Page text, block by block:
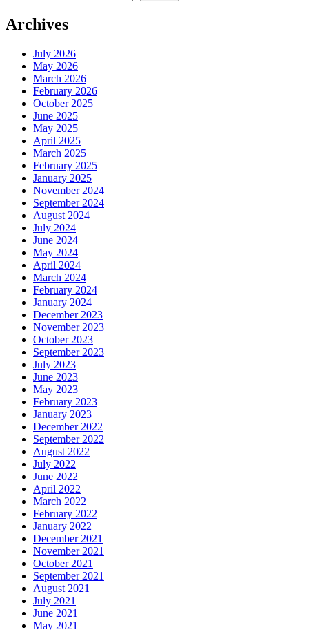
Archives
July 2026
May 2026
March 2026
February 2026
October 2025
June 2025
May 2025
April 2025
March 2025
February 2025
January 2025
November 2024
September 2024
August 2024
July 2024
June 2024
May 2024
April 2024
March 2024
February 2024
January 2024
December 2023
November 2023
October 2023
September 2023
July 2023
June 2023
May 2023
February 2023
January 2023
December 2022
September 2022
August 2022
July 2022
June 2022
April 2022
March 2022
February 2022
January 2022
December 2021
November 2021
October 2021
September 2021
August 2021
July 2021
June 2021
May 2021